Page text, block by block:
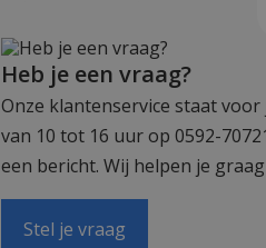
Heb je een vraag?
Onze klantenservice staat
van 10 tot 16 uur op 0592-
een bericht. Wij helpen je
Stel je vraag